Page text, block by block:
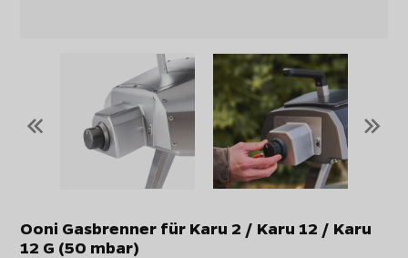
« »
Ooni Gasbrenner für Karu 2 / Karu 12 / Karu
12 G (50 mbar)